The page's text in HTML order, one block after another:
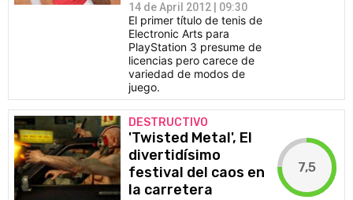
14 de April 2012 | 09:30
El primer título de tenis de
Electronic Arts para
PlayStation 3 presume de
licencias pero carece de
variedad de modos de
juego.
DESTRUCTIVO
'Twisted Metal', El
divertidísimo
festival del caos en
la carretera
7,5